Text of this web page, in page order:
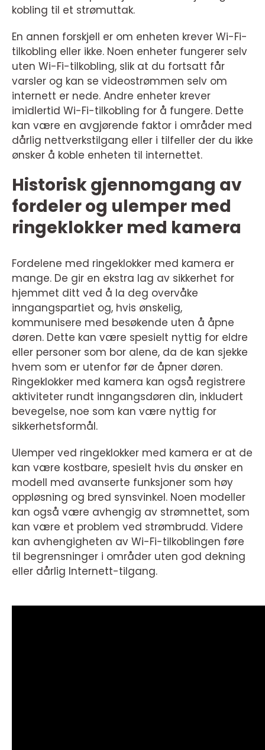
kobling til et strømuttak.
En annen forskjell er om enheten krever Wi-Fi-
tilkobling eller ikke. Noen enheter fungerer selv
uten Wi-Fi-tilkobling, slik at du fortsatt får
varsler og kan se videostrømmen selv om
internett er nede. Andre enheter krever
imidlertid Wi-Fi-tilkobling for å fungere. Dette
kan være en avgjørende faktor i områder med
dårlig nettverkstilgang eller i tilfeller der du ikke
ønsker å koble enheten til internettet.
Historisk gjennomgang av
fordeler og ulemper med
ringeklokker med kamera
Fordelene med ringeklokker med kamera er
mange. De gir en ekstra lag av sikkerhet for
hjemmet ditt ved å la deg overvåke
inngangspartiet og, hvis ønskelig,
kommunisere med besøkende uten å åpne
døren. Dette kan være spesielt nyttig for eldre
eller personer som bor alene, da de kan sjekke
hvem som er utenfor før de åpner døren.
Ringeklokker med kamera kan også registrere
aktiviteter rundt inngangsdøren din, inkludert
bevegelse, noe som kan være nyttig for
sikkerhetsformål.
Ulemper ved ringeklokker med kamera er at de
kan være kostbare, spesielt hvis du ønsker en
modell med avanserte funksjoner som høy
oppløsning og bred synsvinkel. Noen modeller
kan også være avhengig av strømnettet, som
kan være et problem ved strømbrudd. Videre
kan avhengigheten av Wi-Fi-tilkoblingen føre
til begrensninger i områder uten god dekning
eller dårlig Internett-tilgang.